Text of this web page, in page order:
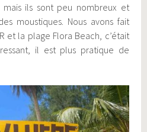
mais ils sont peu nombreux et
moustiques. Nous avons fait
et la plage Flora Beach, c’était
il est plus pratique de